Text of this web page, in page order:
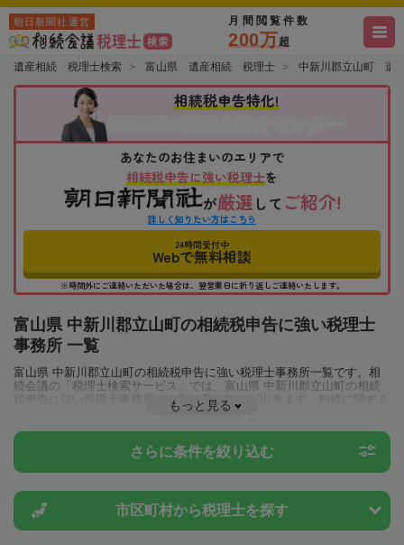
朝日新聞社運営 月間閲覧件数
200万超
遺産相続 税理士検索 富山県 遺産相続 税理士 中新川郡立山町 遺
相続税申告特化!
あなたのお住まいのエリアで
相続税申告に強い税理士を
が厳選 して ご紹介!
詳しく知りたい方はこちら
24時間受付中
Webで無料相談
※時間外にご連絡いただいた場合は、翌営業日に折り返しご連絡いたします。
富山県 中新川郡立山町の相続税申告に強い税理士
事務所 一覧
富山県 中新川郡立山町の相続税申告に強い税理士事務所一覧です。相
続会議の「税理士検索サービス」では、富山県 中新川郡立山町の相続
税申告に強い税理士事務所を一覧で見ることが出来ます。相続に関する
税金や特例制度のことは一度近隣の税理士に相談してみましょう。
もっと見る
さらに条件を絞り込む
市区町村から税理士を探す